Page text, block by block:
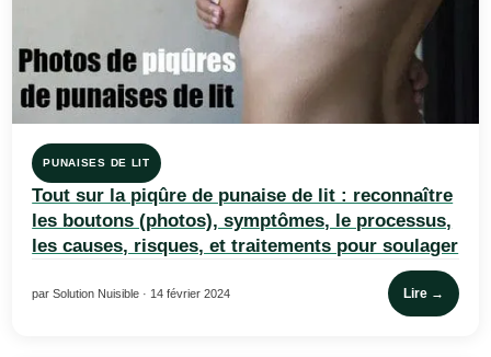
PUNAISES DE LIT
Tout sur la piqûre de punaise de lit : reconnaître
les boutons (photos), symptômes, le processus,
les causes, risques, et traitements pour soulager
par Solution Nuisible · 14 février 2024 Lire →